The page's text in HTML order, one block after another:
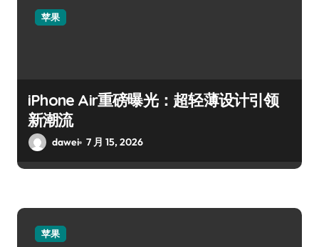
苹果
iPhone Air重磅曝光：超轻薄设计引领
新潮流
dawei 7 月 15, 2026
苹果